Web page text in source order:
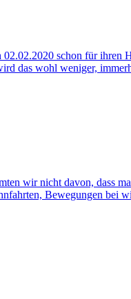
02.02.2020 schon für
das wohl weniger,
wir nicht davon, dass
Bewegungen bei